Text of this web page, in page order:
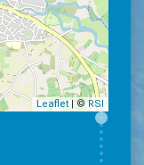
Leaflet| ©RSI